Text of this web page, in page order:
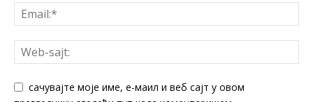
сачувајте моје име, е-маил и веб сајт у овом